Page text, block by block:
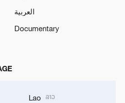
العربية
Documentary
Lao ລາວ